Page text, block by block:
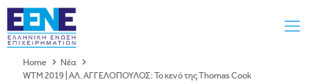
Home
Νέα
WTM 2019 | ΑΛ. ΑΓΓΕΛΟΠΟΥΛΟΣ: Το κενό της Thomas Cook